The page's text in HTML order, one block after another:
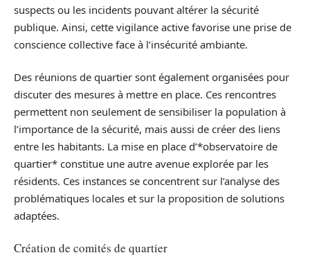
suspects ou les incidents pouvant altérer la sécurité
publique. Ainsi, cette vigilance active favorise une prise de
conscience collective face à l’insécurité ambiante.
Des réunions de quartier sont également organisées pour
discuter des mesures à mettre en place. Ces rencontres
permettent non seulement de sensibiliser la population à
l’importance de la sécurité, mais aussi de créer des liens
entre les habitants. La mise en place d’*observatoire de
quartier* constitue une autre avenue explorée par les
résidents. Ces instances se concentrent sur l’analyse des
problématiques locales et sur la proposition de solutions
adaptées.
Création de comités de quartier